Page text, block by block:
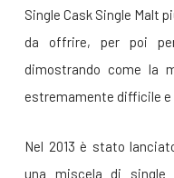
Single Cask Single Malt
da offrire, per poi
dimostrando come la
estremamente difficile e
Nel 2013 è stato
una miscela di single